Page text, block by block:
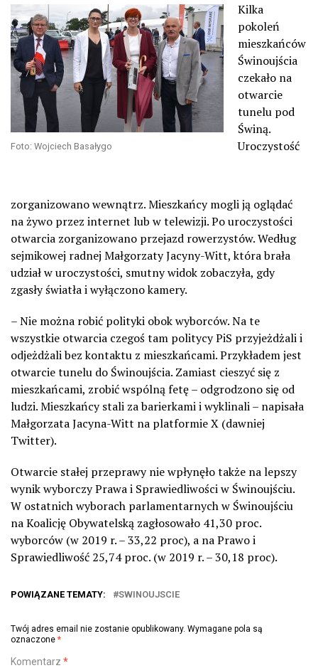
Foto: Wojciech Basałygo
Kilka
pokoleń
mieszkańców
Świnoujścia
czekało na
otwarcie
tunelu pod
Świną.
Uroczystość
zorganizowano wewnątrz. Mieszkańcy mogli ją oglądać
na żywo przez internet lub w telewizji. Po uroczystości
otwarcia zorganizowano przejazd rowerzystów. Według
sejmikowej radnej Małgorzaty Jacyny-Witt, która brała
udział w uroczystości, smutny widok zobaczyła, gdy
zgasły światła i wyłączono kamery.
– Nie można robić polityki obok wyborców. Na te
wszystkie otwarcia czegoś tam politycy PiS przyjeżdżali i
odjeżdżali bez kontaktu z mieszkańcami. Przykładem jest
otwarcie tunelu do Świnoujścia. Zamiast cieszyć się z
mieszkańcami, zrobić wspólną fetę – odgrodzono się od
ludzi. Mieszkańcy stali za barierkami i wyklinali – napisała
Małgorzata Jacyna-Witt na platformie X (dawniej
Twitter).
Otwarcie stałej przeprawy nie wpłynęło także na lepszy
wynik wyborczy Prawa i Sprawiedliwości w Świnoujściu.
W ostatnich wyborach parlamentarnych w Świnoujściu
na Koalicję Obywatelską zagłosowało 41,30 proc.
wyborców (w 2019 r. – 33,22 proc), a na Prawo i
Sprawiedliwość 25,74 proc. (w 2019 r. – 30,18 proc).
POWIĄZANE TEMATY: SWINOUJSCIE
Twój adres email nie zostanie opublikowany. Wymagane pola są
oznaczone *
Komentarz *